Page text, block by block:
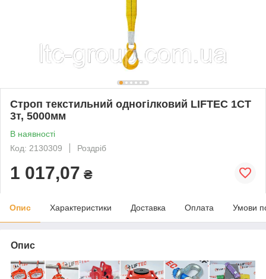
Строп текстильний одногілковий LIFTEC 1СТ
3т, 5000мм
В наявності
Код: 2130309
Роздріб
1 017,07 ₴
Опис Характеристики Доставка Оплата Умови
Опис